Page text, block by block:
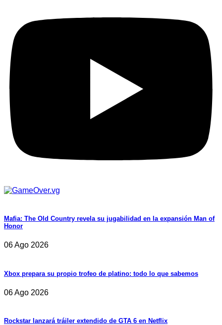
Mafia: The Old Country revela su jugabilidad en la expansión Man of
Honor
06 Ago 2026
Xbox prepara su propio trofeo de platino: todo lo que sabemos
06 Ago 2026
Rockstar lanzará tráiler extendido de GTA 6 en Netflix